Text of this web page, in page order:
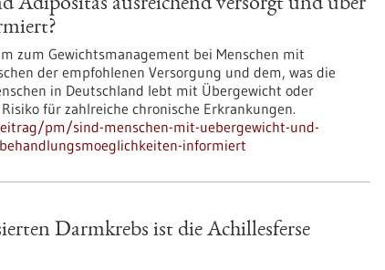
Adipositas ausreichend versorgt und über
zum Gewichtsmanagement bei Menschen mit
der empfohlenen Versorgung und dem, was die
in Deutschland lebt mit Übergewicht oder
für zahlreiche chronische Erkrankungen.
pm/sind-menschen-mit-uebergewicht-und-
informiert
Darmkrebs ist die Achillesferse